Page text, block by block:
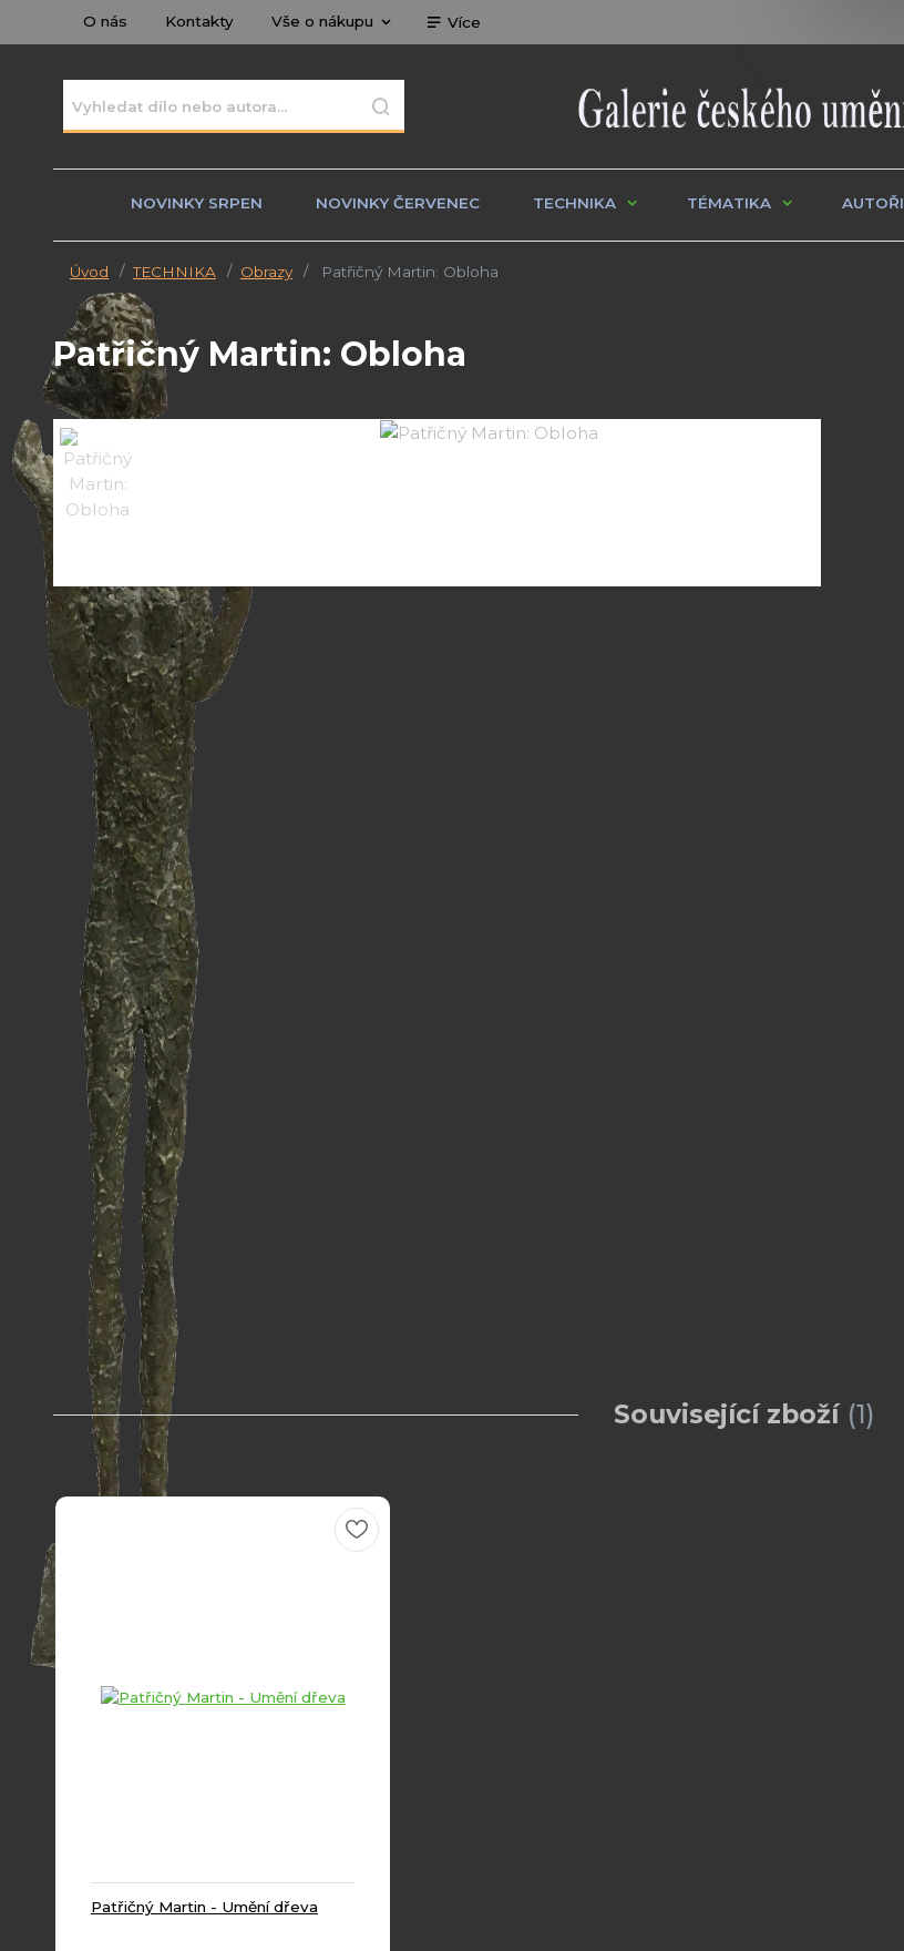
O nás Kontakty Vše o nákupu Více
NOVINKY SRPEN NOVINKY ČERVENEC TECHNIKA TÉMATIKA AUTOŘI
Úvod TECHNIKA Obrazy Patřičný Martin: Obloha
Patřičný Martin: Obloha
Související zboží 1
Patřičný Martin - Umění dřeva